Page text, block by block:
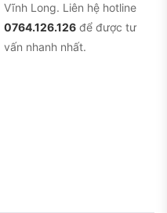
Vĩnh Long. Liên hệ hotline
0764.126.126 để được tư
vấn nhanh nhất.